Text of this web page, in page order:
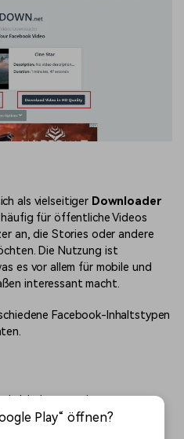
als vielseitiger Downloader
häufig für öffentliche Videos
an, die Stories oder andere
Die Nutzung ist
es vor allem für mobile und
interessant macht.
Facebook-Inhaltstypen
Inhaltstypen interessant
Play“ öffnen?